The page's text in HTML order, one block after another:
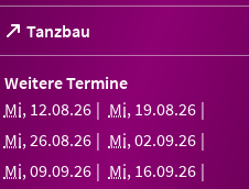
Tanzbau
(Öffnet
in
einem
neuen
Tab)
Weitere Termine
Mi, 12.08.26 Mi, 19.08.26
Mi,26.08.26 Mi,02.09.26
Mi,09.09.26 Mi, 16.09.26